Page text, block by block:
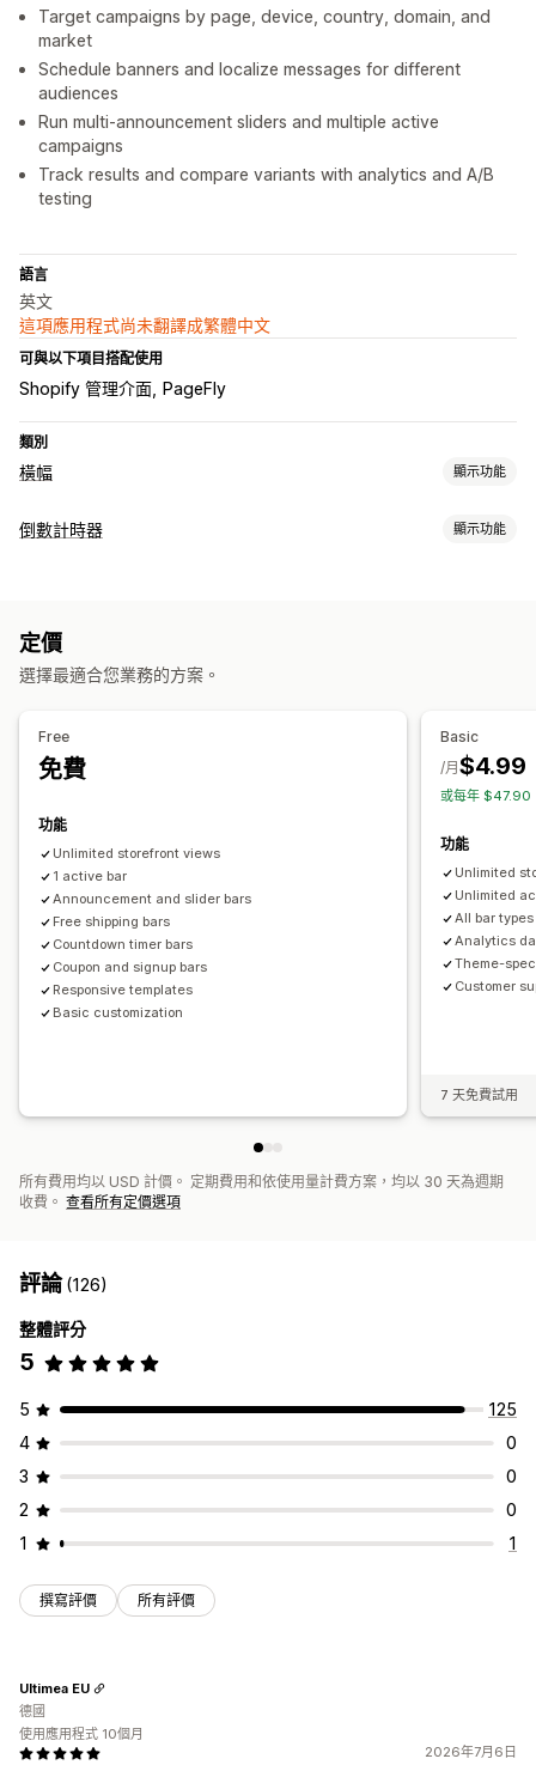
Target campaigns by page, device, country, domain, and
market
Schedule banners and localize messages for different
audiences
Run multi-announcement sliders and multiple active
campaigns
Track results and compare variants with analytics and A/B
testing
語言
英文
這項應用程式尚未翻譯成繁體中文
可與以下項目搭配使用
Shopify 管理介面 PageFly
類別
橫幅 顯示功能
橫幅類型
自訂
橫幅位置 動畫 固定式顯示
地區目標設定
分析與報告
倒數計時器 顯示功能
彈出式視窗
單次
每日優惠
定價
選擇最適合您業務的方案。
Free
免費
功能
Unlimited storefront views
1 active bar
Announcement and slider bars
Free shipping bars
Countdown timer bars
Coupon and signup bars
Responsive templates
Basic customization
Basic
$4.99
/月
或每年 $47.90
功能
Unlimited
Unlimited
All bar
Analytics
Theme-
Customer
7 天免費試用
所有費用均以 USD 計價。 定期費用和依使用量計費方案，均以 30 天為週期
收費。 查看所有定價選項
評論(126)
整體評分
5
5
125
4
0
3
0
2
0
1
1
撰寫評價 所有評價
2026年7月6日
Ultimea EU
德國
使用應用程式 10個月